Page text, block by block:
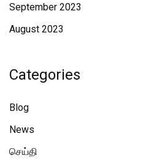
September 2023
August 2023
Categories
Blog
News
செய்தி